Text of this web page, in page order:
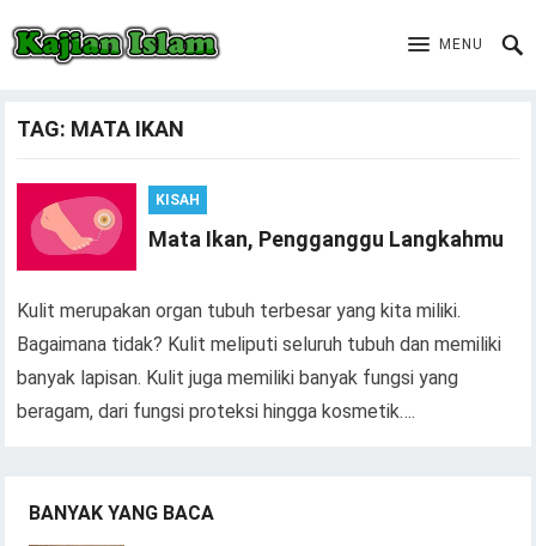
MENU
TAG: MATA IKAN
KISAH
Mata Ikan, Pengganggu Langkahmu
Kulit merupakan organ tubuh terbesar yang kita miliki.
Bagaimana tidak? Kulit meliputi seluruh tubuh dan memiliki
banyak lapisan. Kulit juga memiliki banyak fungsi yang
beragam, dari fungsi proteksi hingga kosmetik….
BANYAK YANG BACA